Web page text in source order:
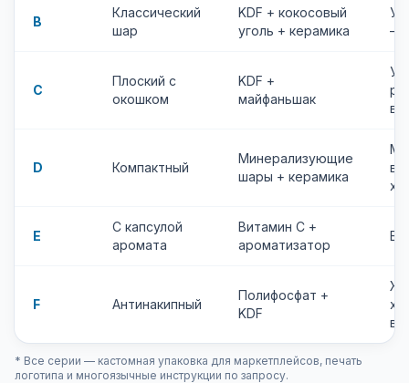
B
Классический
шар
KDF + кокосовый
уголь + керамика
—
C
Плоский с
окошком
KDF +
майфаньшак
D Компактный
Минерализующие
шары + керамика
E
С капсулой
аромата
Витамин C +
ароматизатор
F Антинакипный
Полифосфат +
KDF
* Все серии — кастомная упаковка для маркетплейсов, печать
логотипа и многоязычные инструкции по запросу.